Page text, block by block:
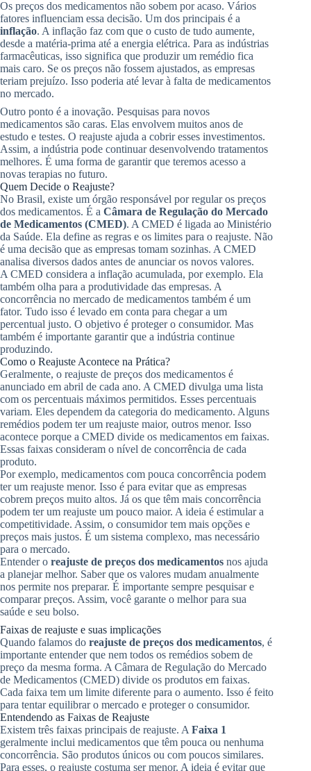
Os preços dos medicamentos não sobem por acaso. Vários
fatores influenciam essa decisão. Um dos principais é a
inflação. A inflação faz com que o custo de tudo aumente,
desde a matéria-prima até a energia elétrica. Para as indústrias
farmacêuticas, isso significa que produzir um remédio fica
mais caro. Se os preços não fossem ajustados, as empresas
teriam prejuízo. Isso poderia até levar à falta de medicamentos
no mercado.
Outro ponto é a inovação. Pesquisas para novos
medicamentos são caras. Elas envolvem muitos anos de
estudo e testes. O reajuste ajuda a cobrir esses investimentos.
Assim, a indústria pode continuar desenvolvendo tratamentos
melhores. É uma forma de garantir que teremos acesso a
novas terapias no futuro.
Quem Decide o Reajuste?
No Brasil, existe um órgão responsável por regular os preços
dos medicamentos. É a Câmara de Regulação do Mercado
de Medicamentos (CMED). A CMED é ligada ao Ministério
da Saúde. Ela define as regras e os limites para o reajuste. Não
é uma decisão que as empresas tomam sozinhas. A CMED
analisa diversos dados antes de anunciar os novos valores.
A CMED considera a inflação acumulada, por exemplo. Ela
também olha para a produtividade das empresas. A
concorrência no mercado de medicamentos também é um
fator. Tudo isso é levado em conta para chegar a um
percentual justo. O objetivo é proteger o consumidor. Mas
também é importante garantir que a indústria continue
produzindo.
Como o Reajuste Acontece na Prática?
Geralmente, o reajuste de preços dos medicamentos é
anunciado em abril de cada ano. A CMED divulga uma lista
com os percentuais máximos permitidos. Esses percentuais
variam. Eles dependem da categoria do medicamento. Alguns
remédios podem ter um reajuste maior, outros menor. Isso
acontece porque a CMED divide os medicamentos em faixas.
Essas faixas consideram o nível de concorrência de cada
produto.
Por exemplo, medicamentos com pouca concorrência podem
ter um reajuste menor. Isso é para evitar que as empresas
cobrem preços muito altos. Já os que têm mais concorrência
podem ter um reajuste um pouco maior. A ideia é estimular a
competitividade. Assim, o consumidor tem mais opções e
preços mais justos. É um sistema complexo, mas necessário
para o mercado.
Entender o reajuste de preços dos medicamentos nos ajuda
a planejar melhor. Saber que os valores mudam anualmente
nos permite nos preparar. É importante sempre pesquisar e
comparar preços. Assim, você garante o melhor para sua
saúde e seu bolso.
Faixas de reajuste e suas implicações
Quando falamos do reajuste de preços dos medicamentos, é
importante entender que nem todos os remédios sobem de
preço da mesma forma. A Câmara de Regulação do Mercado
de Medicamentos (CMED) divide os produtos em faixas.
Cada faixa tem um limite diferente para o aumento. Isso é feito
para tentar equilibrar o mercado e proteger o consumidor.
Entendendo as Faixas de Reajuste
Existem três faixas principais de reajuste. A Faixa 1
geralmente inclui medicamentos que têm pouca ou nenhuma
concorrência. São produtos únicos ou com poucos similares.
Para esses, o reajuste costuma ser menor. A ideia é evitar que